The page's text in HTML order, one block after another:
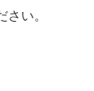
い。